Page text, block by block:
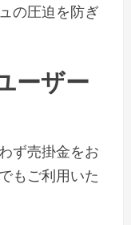
の圧迫を防ぎ
ーザー
ず売掛金をお
もご利用いた